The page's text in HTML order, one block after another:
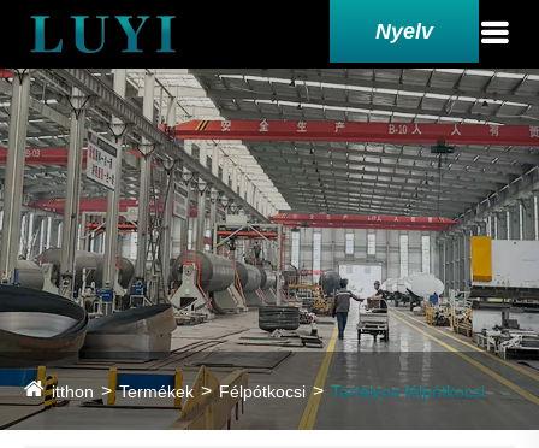
Nyelv
itthon Termékek Félpótkocsi Tartályos félpótkocsi